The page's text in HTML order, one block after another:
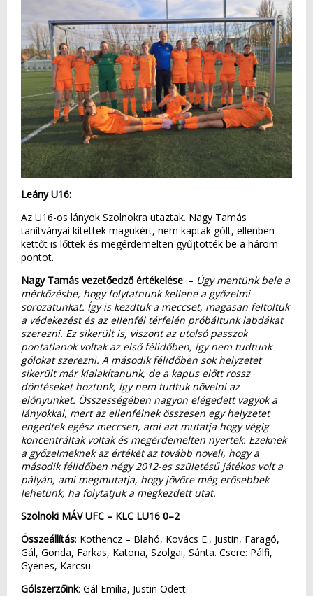
Leány U16:
Az U16-os lányok Szolnokra utaztak. Nagy Tamás
tanítványai kitettek magukért, nem kaptak gólt, ellenben
kettőt is lőttek és megérdemelten gyűjtötték be a három
pontot.
Nagy Tamás vezetőedző értékelése: – Úgy mentünk bele a
mérkőzésbe, hogy folytatnunk kellene a győzelmi
sorozatunkat. Így is kezdtük a meccset, magasan feltoltuk
a védekezést és az ellenfél térfelén próbáltunk labdákat
szerezni. Ez sikerült is, viszont az utolsó passzok
pontatlanok voltak az első félidőben, így nem tudtunk
gólokat szerezni. A második félidőben sok helyzetet
sikerült már kialakítanunk, de a kapus előtt rossz
döntéseket hoztunk, így nem tudtuk növelni az
előnyünket. Összességében nagyon elégedett vagyok a
lányokkal, mert az ellenfélnek összesen egy helyzetet
engedtek egész meccsen, ami azt mutatja hogy végig
koncentráltak voltak és megérdemelten nyertek. Ezeknek
a győzelmeknek az értékét az tovább növeli, hogy a
második félidőben négy 2012-es születésű játékos volt a
pályán, ami megmutatja, hogy jövőre még erősebbek
lehetünk, ha folytatjuk a megkezdett utat.
Szolnoki MÁV UFC – KLC LU16 0–2
Összeállítás: Kothencz – Blahó, Kovács E., Justin, Faragó,
Gál, Gonda, Farkas, Katona, Szolgai, Sánta. Csere: Pálfi,
Gyenes, Karcsu.
Gólszerzőink: Gál Emília, Justin Odett.